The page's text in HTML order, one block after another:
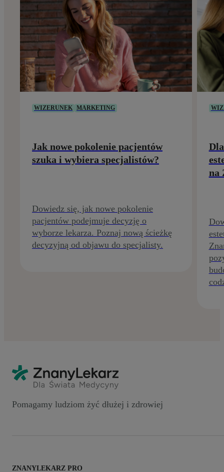
WIZERUNEK MARKETING
Jak nowe pokolenie pacjentów
szuka i wybiera specjalistów?
Dowiedz się, jak nowe pokolenie
pacjentów podejmuje decyzję o
wyborze lekarza. Poznaj nową ścieżkę
decyzyjną od objawu do specjalisty.
na
Pomagamy ludziom żyć dłużej i zdrowiej
ZNANYLEKARZ PRO